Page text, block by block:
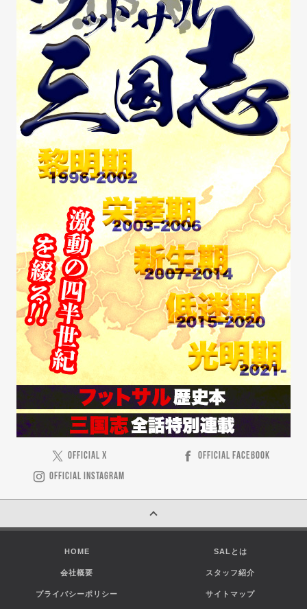
OFFICIAL X
OFFICIAL FACEBOOK
OFFICIAL INSTAGRAM
HOME SALとは
会社概要 スタッフ紹介
プライバシーポリシー サイトマップ